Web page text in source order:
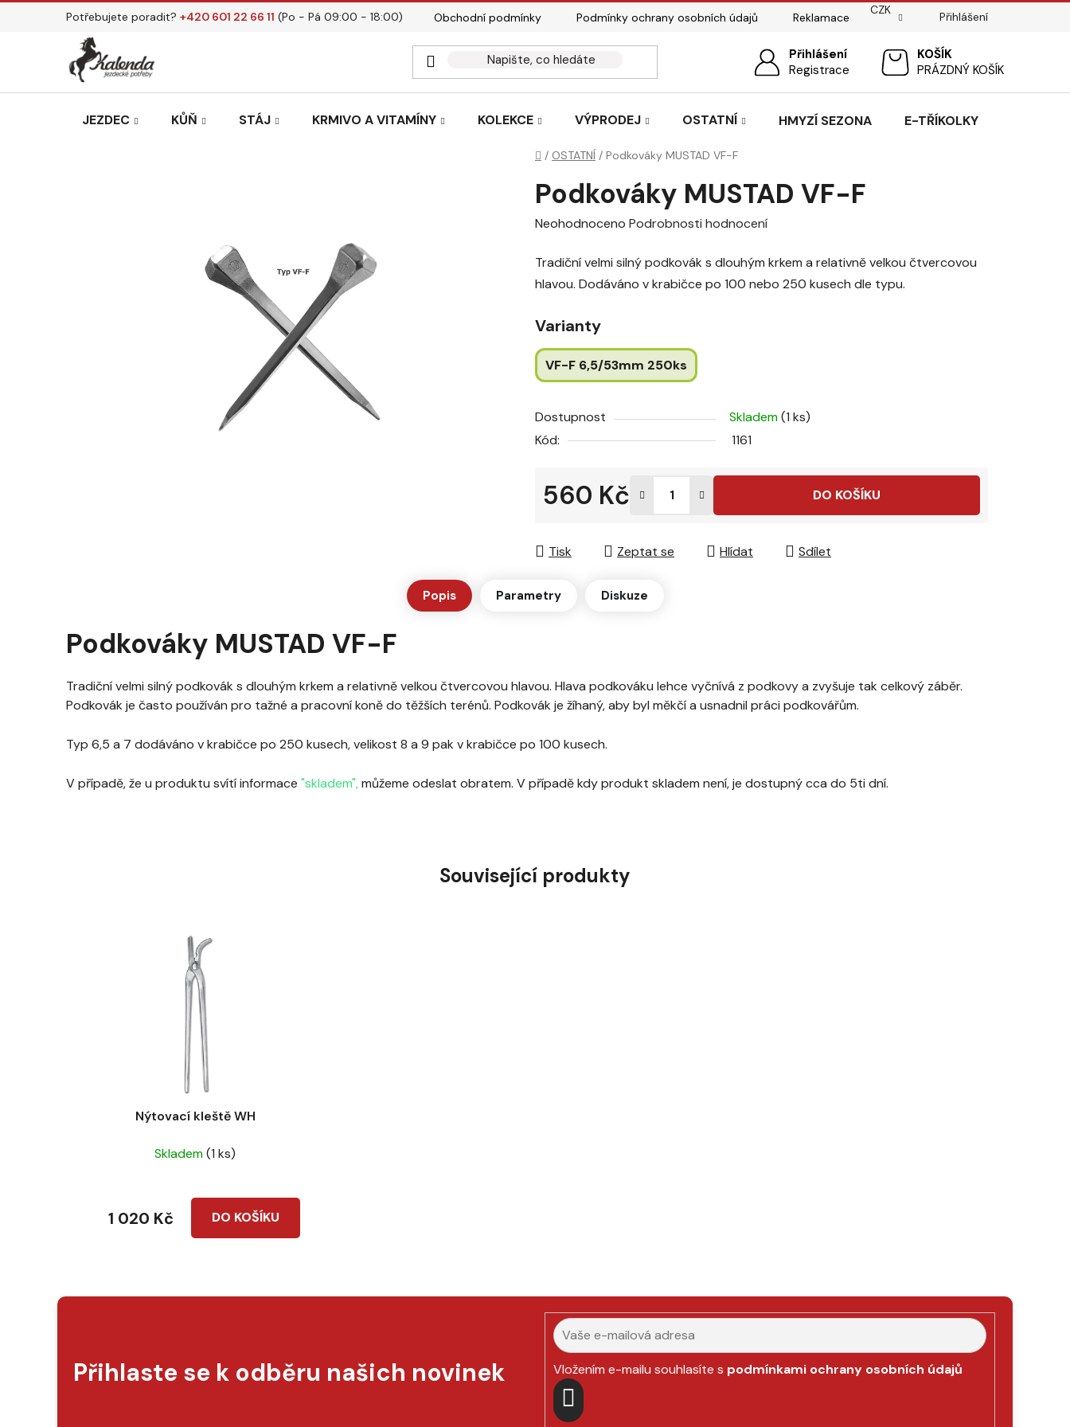
Přejít
Potřebujete poradit? +420 601 22 66 11 (Po - Pá 09:00 - 18:00) Obchodní podmínky Podmínky ochrany osobních údajů
Reklamace
Pasování sedel pro koně
CZK
Přihlášení
Přihlášení
Registrace
NÁKUPNÍPRÁZDNÝ KOŠÍK
JEZDEC KŮŇ STÁJ KRMIVO A VITAMÍNY KOLEKCE VÝPRODEJ OSTATNÍ HMYZÍ SEZONA E-TŘÍKOLKY
Domů
/ OSTATNÍ / Podkováky MUSTAD VF-F
Podkováky MUSTAD VF-F
Průměrné
produktu
je
z
5
hvězdiček.
Neohodnoceno Podrobnosti hodnocení
Tradiční velmi silný podkovák s dlouhým krkem a relativně velkou čtvercovou
hlavou. Dodáváno v krabičce po 100 nebo 250 kusech dle typu.
Varianty
VF-F 6,5/53mm 250ks
Dostupnost Skladem(1 ks)
Kód:
1161
560 Kč DO KOŠÍKU
Tisk Zeptat se Hlídat Sdílet
Popis Parametry Diskuze
Podkováky MUSTAD VF-F
Tradiční velmi silný podkovák s dlouhým krkem a relativně velkou čtvercovou hlavou. Hlava podkováku lehce vyčnívá z podkovy a zvyšuje tak celkový záběr.
Podkovák je často používán pro tažné a pracovní koně do těžších terénů. Podkovák je žíhaný, aby byl měkčí a usnadnil práci podkovářům.
Typ 6,5 a 7 dodáváno v krabičce po 250 kusech, velikost 8 a 9 pak v krabičce po 100 kusech.
V případě, že u produktu svítí informace "skladem",můžeme odeslat obratem. V případě kdy produkt skladem není, je dostupný cca do 5ti dní.
Související produkty
Nýtovací kleště WH
Skladem(1 ks)
DO KOŠÍKU
1 020 Kč
Přihlaste se k odběru našich novinek Vložením e-mailu souhlasíte s podmínkami ochrany osobních údajů